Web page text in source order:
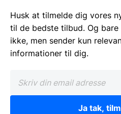
Husk at tilmelde dig vores
til de bedste tilbud. Og
ikke, men sender kun
informationer til dig.
Ja tak,